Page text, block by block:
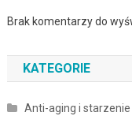
Brak komentarzy do
KATEGORIE
Anti-aging i starzenie